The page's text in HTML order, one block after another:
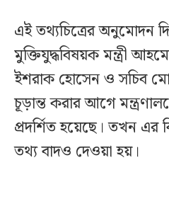
এই তথ্যচিত্রের অনুমোদন
মুক্তিযুদ্ধবিষয়ক মন্ত্রী
ইশরাক হোসেন ও সচিব
চূড়ান্ত করার আগে
প্রদর্শিত হয়েছে। তখন এর
তথ্য বাদও দেওয়া হয়।